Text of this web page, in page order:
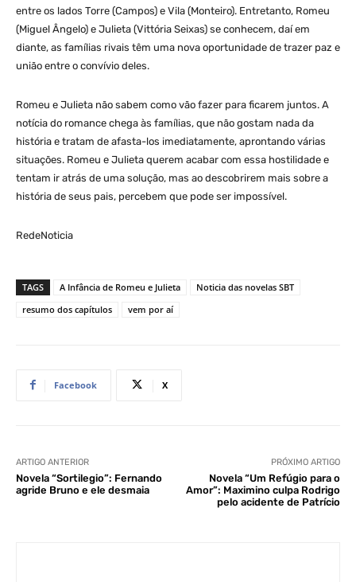
entre os lados Torre (Campos) e Vila (Monteiro). Entretanto, Romeu
(Miguel Ângelo) e Julieta (Vittória Seixas) se conhecem, daí em
diante, as famílias rivais têm uma nova oportunidade de trazer paz e
união entre o convívio deles.
Romeu e Julieta não sabem como vão fazer para ficarem juntos. A
notícia do romance chega às famílias, que não gostam nada da
história e tratam de afasta-los imediatamente, aprontando várias
situações. Romeu e Julieta querem acabar com essa hostilidade e
tentam ir atrás de uma solução, mas ao descobrirem mais sobre a
história de seus pais, percebem que pode ser impossível.
RedeNoticia
TAGS A Infância de Romeu e Julieta
Noticia das novelas SBT
resumo dos capítulos
vem por aí
Facebook X
ARTIGO ANTERIOR
Novela “Sortilegio”: Fernando
agride Bruno e ele desmaia
PRÓXIMO ARTIGO
Novela “Um Refúgio para o
Amor”: Maximino culpa Rodrigo
pelo acidente de Patrício